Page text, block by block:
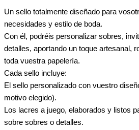
Un sello totalmente diseñado para
necesidades y estilo de boda.
Con él, podréis personalizar sobres,
detalles, aportando un toque artesanal,
toda vuestra papelería.
Cada sello incluye:
El sello personalizado con vuestro
motivo elegido).
Los lacres a juego, elaborados y listos
sobre sobres o detalles.